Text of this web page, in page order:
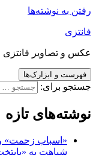
رفتن به نوشته‌ها
فانتزی
عکس و تصاویر فانتزی
فهرست و ابزارک‌ها
جستجو برای:
نوشته‌های تازه
«اسباب زحمت» و
شباهت به «پایتخت7» و چرخش بر مدار